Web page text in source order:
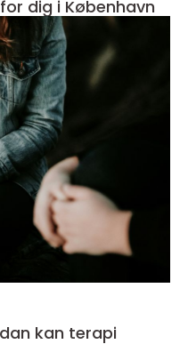
dig i København